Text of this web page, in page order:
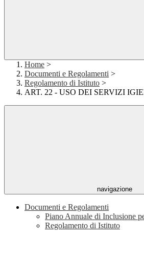
Home >
Documenti e Regolamenti >
Regolamento di Istituto >
ART. 22 - USO DEI SERVIZI
navigazione
Documenti e Regolamenti
Piano Annuale di Inclusione
Regolamento di Istituto